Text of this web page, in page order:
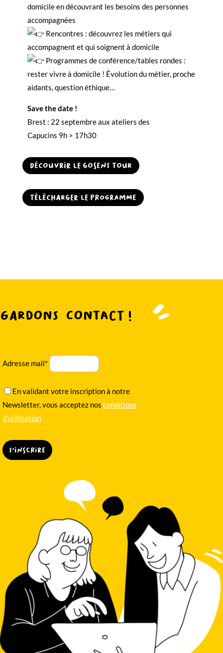
domicile en découvrant les besoins des personnes
accompagnées
Rencontres : découvrez les métiers qui
accompagnent et qui soignent à domicile
Programmes de conférence/tables rondes :
rester vivre à domicile ! Évolution du métier, proche
aidants, question éthique…
Save the date !
Brest : 22 septembre aux ateliers des
Capucins 9h > 17h30
Découvrir le gosens tour
télécharger le programme
Gardons contact !
Adresse mail*
En validant votre inscription à notre
Newsletter, vous acceptez nos conditions
d'utilisation